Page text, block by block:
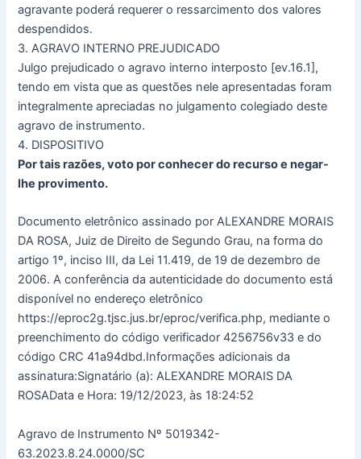
agravante poderá requerer o ressarcimento dos valores
despendidos.
3. AGRAVO INTERNO PREJUDICADO
Julgo prejudicado o agravo interno interposto [ev.16.1],
tendo em vista que as questões nele apresentadas foram
integralmente apreciadas no julgamento colegiado deste
agravo de instrumento.
4. DISPOSITIVO
Por tais razões, voto por conhecer do recurso e negar-
lhe provimento.
Documento eletrônico assinado por ALEXANDRE MORAIS
DA ROSA, Juiz de Direito de Segundo Grau, na forma do
artigo 1º, inciso III, da Lei 11.419, de 19 de dezembro de
2006. A conferência da autenticidade do documento está
disponível no endereço eletrônico
https://eproc2g.tjsc.jus.br/eproc/verifica.php, mediante o
preenchimento do código verificador 4256756v33 e do
código CRC 41a94dbd.Informações adicionais da
assinatura:Signatário (a): ALEXANDRE MORAIS DA
ROSAData e Hora: 19/12/2023, às 18:24:52
Agravo de Instrumento Nº 5019342-
63.2023.8.24.0000/SC